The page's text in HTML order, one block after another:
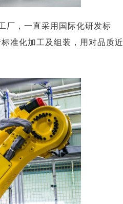
厂，一直采用国际化研发标
准化加工及组装，用对品质近